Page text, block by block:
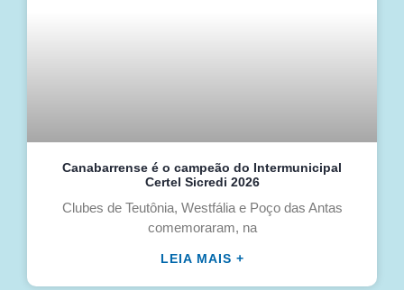
Canabarrense é o campeão do Intermunicipal
Certel Sicredi 2026
Clubes de Teutônia, Westfália e Poço das Antas
comemoraram, na
LEIA MAIS +